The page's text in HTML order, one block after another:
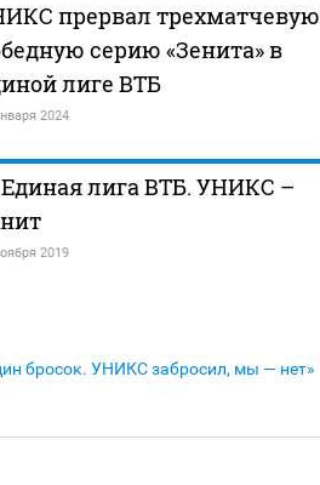
прервал трехматчевую
серию «Зенита» в
лиге ВТБ
2024
Единая лига ВТБ. УНИКС –
2019
бросок. УНИКС забросил, мы — нет»